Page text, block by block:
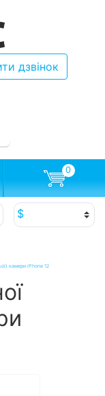
дзвінок
0
камери iPhone 12